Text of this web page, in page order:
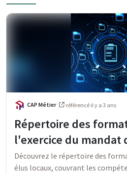
CAP Métier ·référencé il y a 3 ans
Répertoire des
l'exercice du mandat
Découvrez le répertoire des
élus locaux, couvrant les